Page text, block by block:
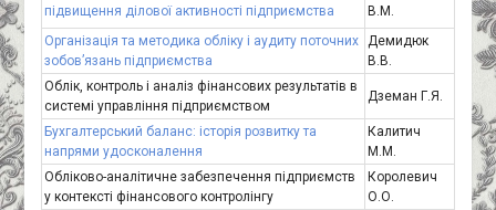
підвищення ділової активності підприємства
В.М.
Організація та методика обліку і аудиту поточних
зобов’язань підприємства
Демидюк
В.В.
Облік, контроль і аналіз фінансових результатів в
системі управління підприємством
Дземан Г.Я.
Бухгалтерський баланс: історія розвитку та
напрями удосконалення
Калитич
М.М.
Обліково-аналітичне забезпечення підприємств
у контексті фінансового контролінгу
Королевич
О.О.